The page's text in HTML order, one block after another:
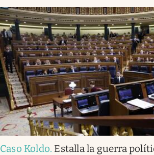
Caso Koldo. Estalla la guerra